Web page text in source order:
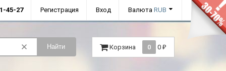
45-27 Регистрация Вход Валюта RUB
Найти Корзина 0 0 ₽